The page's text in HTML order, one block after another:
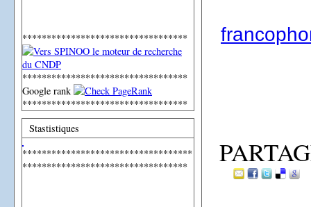
**********************************
**********************************
Google rank
**********************************
Stastistiques
***********************************
**********************************